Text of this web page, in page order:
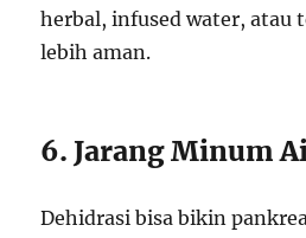
herbal, infused water, atau
lebih aman.
6. Jarang Minum
Dehidrasi bisa bikin